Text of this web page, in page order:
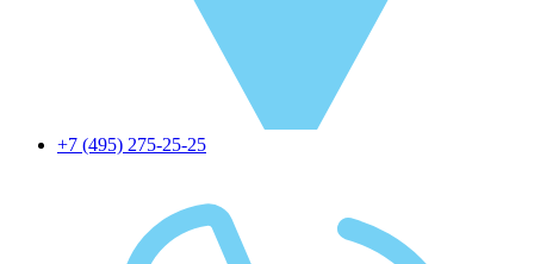
+7 (495) 275-25-25